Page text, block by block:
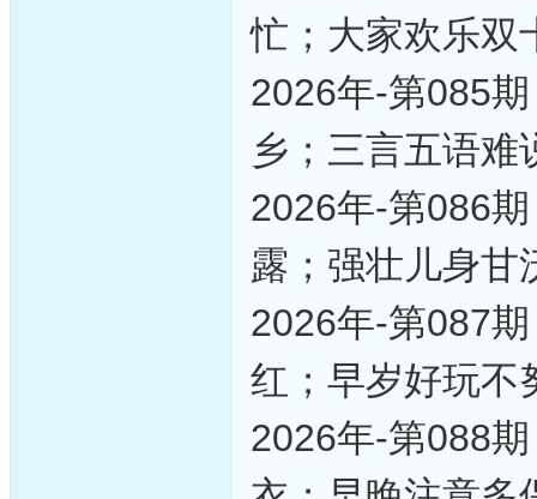
忙；大家欢乐双
2026年-第085
乡；三言五语难
2026年-第086
露；强壮儿身甘
2026年-第087
红；早岁好玩不
2026年-第088